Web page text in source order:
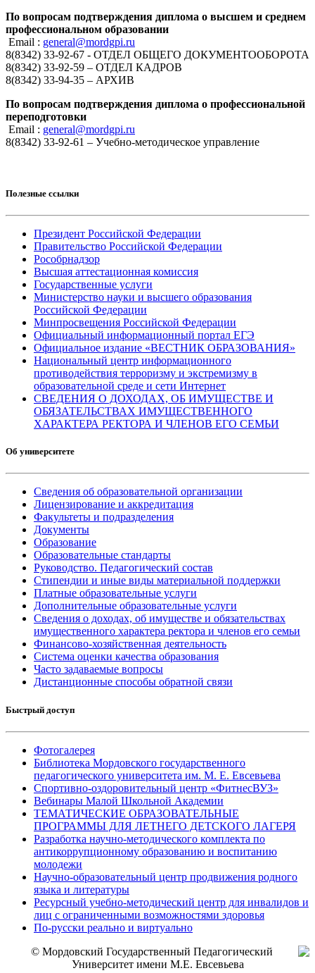
По вопросам подтверждения диплома о высшем и среднем
профессиональном образовании
Email : general@mordgpi.ru
8(8342) 33-92-67 - ОТДЕЛ ОБЩЕГО ДОКУМЕНТООБОРОТА
8(8342) 33-92-59 – ОТДЕЛ КАДРОВ
8(8342) 33-94-35 – АРХИВ
По вопросам подтверждения диплома о профессиональной
переподготовки
Email : general@mordgpi.ru
8(8342) 33-92-61 – Учебно-методическое управление
Полезные ссылки
Президент Российской Федерации
Правительство Российской Федерации
Рособрнадзор
Высшая аттестационная комиссия
Государственные услуги
Министерство науки и высшего образования
Российской Федерации
Минпросвещения Российской Федерации
Официальный информационный портал ЕГЭ
Официальное издание «ВЕСТНИК ОБРАЗОВАНИЯ»
Национальный центр информационного
противодействия терроризму и экстремизму в
образовательной среде и сети Интернет
СВЕДЕНИЯ О ДОХОДАХ, ОБ ИМУЩЕСТВЕ И
ОБЯЗАТЕЛЬСТВАХ ИМУЩЕСТВЕННОГО
ХАРАКТЕРА РЕКТОРА И ЧЛЕНОВ ЕГО СЕМЬИ
Об университете
Сведения об образовательной организации
Лицензирование и аккредитация
Факультеты и подразделения
Документы
Образование
Образовательные стандарты
Руководство. Педагогический состав
Стипендии и иные виды материальной поддержки
Платные образовательные услуги
Дополнительные образовательные услуги
Сведения о доходах, об имуществе и обязательствах
имущественного характера ректора и членов его семьи
Финансово-хозяйственная деятельность
Система оценки качества образования
Часто задаваемые вопросы
Дистанционные способы обратной связи
Быстрый доступ
Фотогалерея
Библиотека Мордовского государственного
педагогического университета им. М. Е. Евсевьева
Спортивно-оздоровительный центр «ФитнесВУЗ»
Вебинары Малой Школьной Академии
ТЕМАТИЧЕСКИЕ ОБРАЗОВАТЕЛЬНЫЕ
ПРОГРАММЫ ДЛЯ ЛЕТНЕГО ДЕТСКОГО ЛАГЕРЯ
Разработка научно-методического комплекта по
антикоррупционному образованию и воспитанию
молодежи
Научно-образовательный центр продвижения родного
языка и литературы
Ресурсный учебно-методический центр для инвалидов и
лиц с ограниченными возможностями здоровья
По-русски реально и виртуально
© Мордовский Государственный Педагогический
Университет имени М.Е. Евсевьева